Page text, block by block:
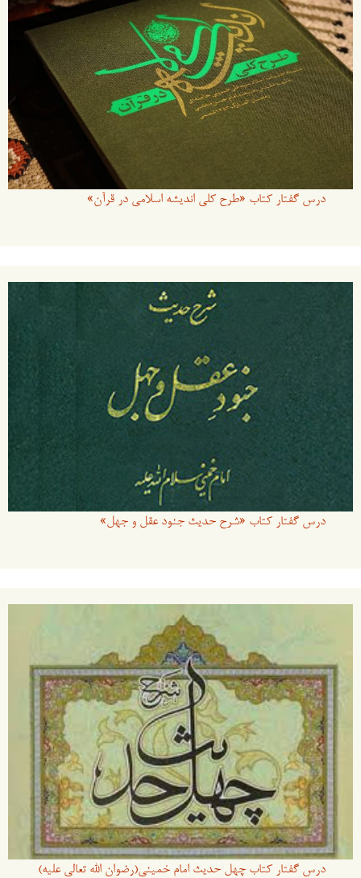
درس گفتار کتاب «طرح کلی اندیشه اسلامی در قرآن»
درس گفتار کتاب «شرح حدیث جنود عقل و جهل»
درس گفتار کتاب چهل حدیث امام خمینی(رضوان الله تعالی علیه)